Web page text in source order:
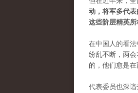
动，将军多代
这些阶层精英
在中国人的看
纷乱不断，两
的，他们愈是
代表委员也深谙